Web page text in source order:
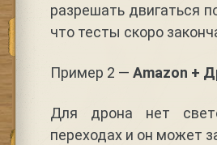
разрешать двигаться
что тесты скоро
Пример 2 — Amazon +
Для дрона нет
переходах и он может